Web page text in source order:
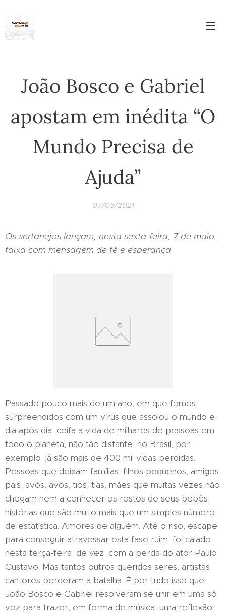
João Bosco e Gabriel
apostam em inédita “O
Mundo Precisa de
Ajuda”
07/05/2021
Os sertanejos lançam, nesta sexta-feira, 7 de maio,
faixa com mensagem de fé e esperança
Passado pouco mais de um ano, em que fomos
surpreendidos com um vírus que assolou o mundo e,
dia após dia, ceifa a vida de milhares de pessoas em
todo o planeta, não tão distante, no Brasil, por
exemplo, já são mais de 400 mil vidas perdidas.
Pessoas que deixam famílias, filhos pequenos, amigos,
pais, avós, avôs, tios, tias, mães que muitas vezes não
chegam nem a conhecer os rostos de seus bebês,
histórias que são muito mais que um simples número
de estatística. Amores de alguém. Até o riso, escape
para conseguir atravessar esta fase ruim, foi calado
nesta terça-feira, de vez, com a perda do ator Paulo
Gustavo. Mas tantos outros queridos seres, artistas,
cantores perderam a batalha. É por tudo isso que
João Bosco e Gabriel resolveram se unir em uma só
voz para trazer, em forma de música, uma reflexão